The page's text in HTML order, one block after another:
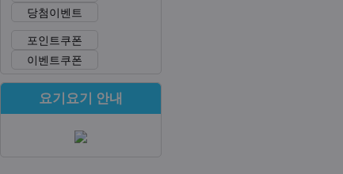
당첨이벤트
포인트쿠폰
이벤트쿠폰
요기요기 안내